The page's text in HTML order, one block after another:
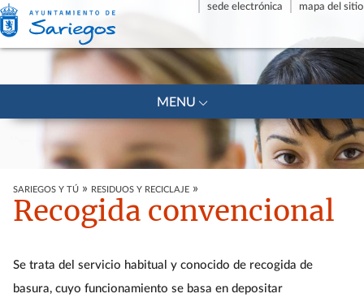
sede electrónica mapa del sitio
MENU +
SARIEGOS Y TÚ » RESIDUOS Y RECICLAJE »
Recogida convencional
Se trata del servicio habitual y conocido de recogida de
basura, cuyo funcionamiento se basa en depositar